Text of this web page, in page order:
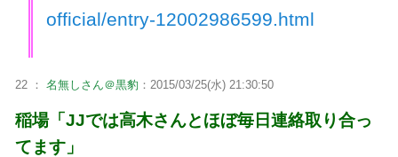
official/entry-12002986599.html
22 ： 名無しさん＠黒豹 ：2015/03/25(水) 21:30:50
稲場「JJでは高木さんとほぼ毎日連絡取り合っ
てます」